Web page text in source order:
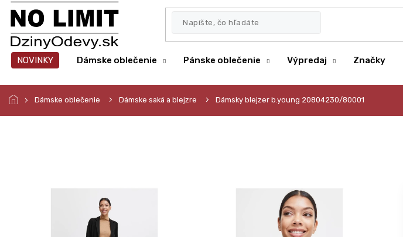
Prejsť
obsah
NOVINKY Dámske oblečenie Pánske oblečenie Výpredaj Značky
Dámske oblečenie Dámske saká a blejzre Dámsky blejzer b.young 20804230/80001